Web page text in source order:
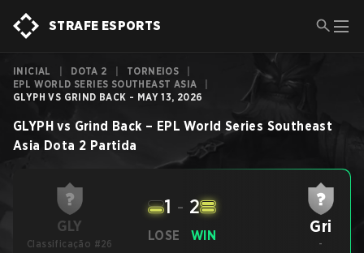
STRAFE ESPORTS
INICIAL DOTA 2 TORNEIOS
EPL WORLD SERIES SOUTHEAST ASIA
GLYPH VS GRIND BACK - MAY 13, 2026
GLYPH vs Grind Back – EPL World Series Southeast
Asia Dota 2 Partida
GLY
Classificação #26
LOSE
1 - 2
WIN Gri
-